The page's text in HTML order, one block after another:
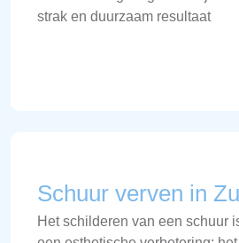
strak en duurzaam resultaat
Schuur verven in
Het schilderen van een schuur